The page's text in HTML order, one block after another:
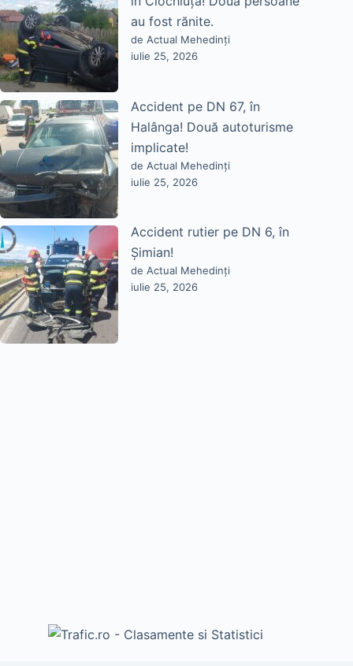
au fost rănite.
de Actual Mehedinți
iulie 25, 2026
Accident pe DN 67, în
Halânga! Două autoturisme
implicate!
de Actual Mehedinți
iulie 25, 2026
Accident rutier pe DN 6, în
Șimian!
de Actual Mehedinți
iulie 25, 2026